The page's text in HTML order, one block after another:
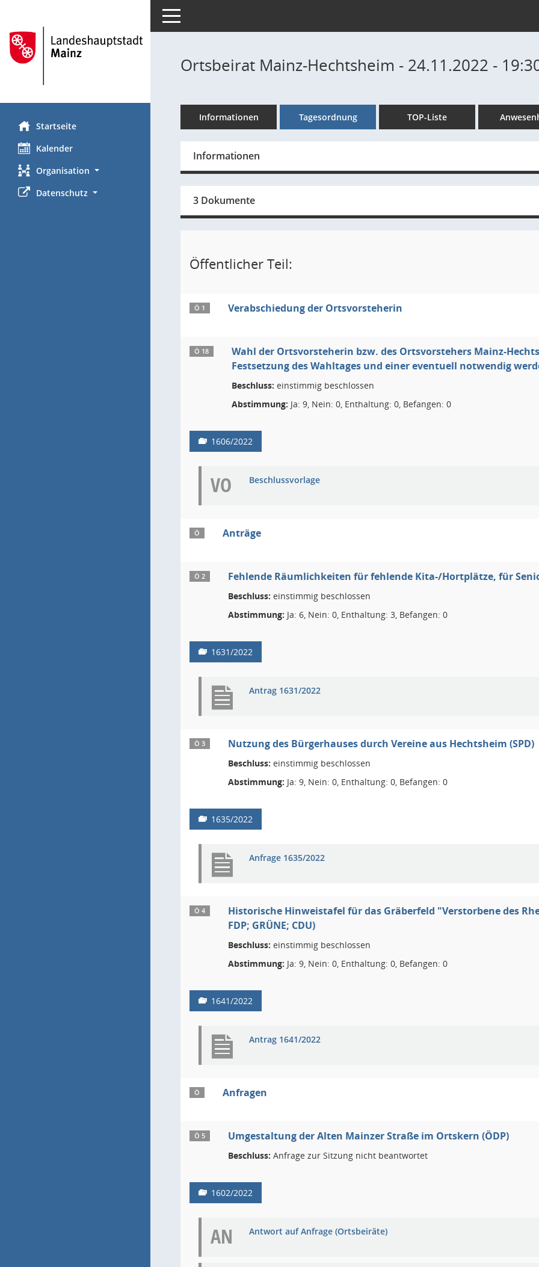
Startseite
Kalender
Organisation
Datenschutz
Toggle navigation
Ortsbeirat Mainz-Hechtsheim - 24.11.2022 -
Informationen Tagesordnung TOP-Liste
Informationen
3 Dokumente
Öffentlicher Teil:
Ö 1 Verabschiedung der Ortsvorsteherin
Ö 18
Wahl der Ortsvorsteherin bzw. des Ortsvorstehers Mainz-
Festsetzung des Wahltages und einer eventuell notwendig
Beschluss: einstimmig beschlossen
Abstimmung: Ja: 9, Nein: 0, Enthaltung: 0, Befangen: 0
1606/2022
VO Beschlussvorlage
Ö Anträge
Ö 2 Fehlende Räumlichkeiten für fehlende Kita-/Hortplätze, für
Beschluss: einstimmig beschlossen
Abstimmung: Ja: 6, Nein: 0, Enthaltung: 3, Befangen: 0
1631/2022
Antrag 1631/2022
Ö 3 Nutzung des Bürgerhauses durch Vereine aus Hechtsheim (SPD)
Beschluss: einstimmig beschlossen
Abstimmung: Ja: 9, Nein: 0, Enthaltung: 0, Befangen: 0
1635/2022
Anfrage 1635/2022
Ö 4
Historische Hinweistafel für das Gräberfeld "Verstorbene des
FDP; GRÜNE; CDU)
Beschluss: einstimmig beschlossen
Abstimmung: Ja: 9, Nein: 0, Enthaltung: 0, Befangen: 0
1641/2022
Antrag 1641/2022
Ö Anfragen
Ö 5 Umgestaltung der Alten Mainzer Straße im Ortskern (ÖDP)
Beschluss: Anfrage zur Sitzung nicht beantwortet
1602/2022
AN Antwort auf Anfrage (Ortsbeiräte)